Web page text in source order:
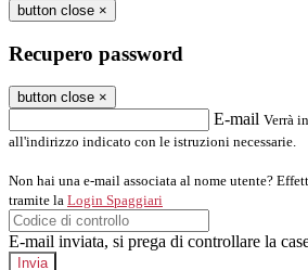
button close ×
Recupero password
button close ×
E-mail Verrà
all'indirizzo indicato con le istruzioni necessarie.
Non hai una e-mail associata al nome utente?
tramite la Login Spaggiari
E-mail inviata, si prega di controllare la